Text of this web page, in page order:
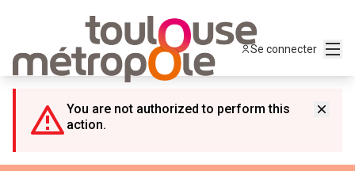
Se connecter
You are not authorized to perform this
action.